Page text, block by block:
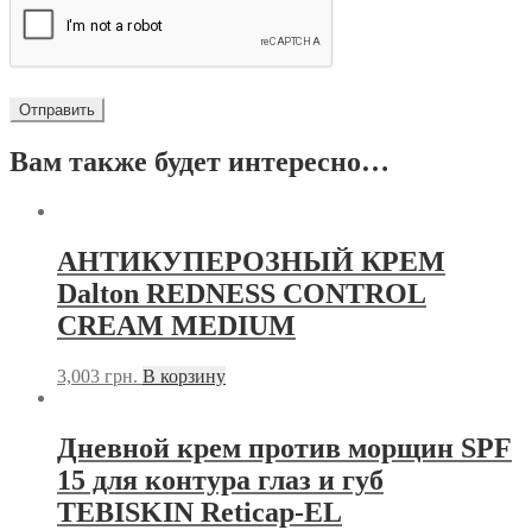
Вам также будет интересно…
АНТИКУПЕРОЗНЫЙ КРЕМ
Dalton REDNESS CONTROL
CREAM MEDIUM
3,003 грн. В корзину
Дневной крем против морщин SPF
15 для контура глаз и губ
TEBISKIN Reticap-EL